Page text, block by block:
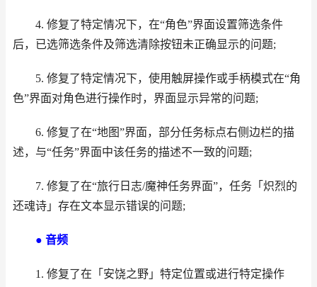
4. 修复了特定情况下，在“角色”界面设置筛选条件
后，已选筛选条件及筛选清除按钮未正确显示的问题;
5. 修复了特定情况下，使用触屏操作或手柄模式在“角
色”界面对角色进行操作时，界面显示异常的问题;
6. 修复了在“地图”界面，部分任务标点右侧边栏的描
述，与“任务”界面中该任务的描述不一致的问题;
7. 修复了在“旅行日志/魔神任务界面”，任务「炽烈的
还魂诗」存在文本显示错误的问题;
● 音频
1. 修复了在「安饶之野」特定位置或进行特定操作